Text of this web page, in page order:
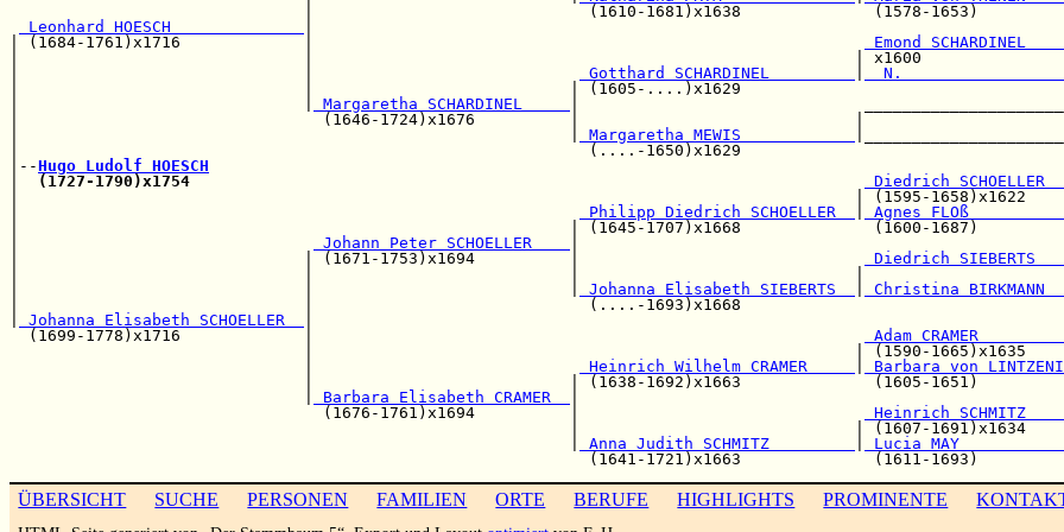
|                             (1610-1681)x1638              (1578-
Leonhard HOESCH
| (1684-1761)x1716             |
Emond
|                              |                                                         |
Gotthard SCHARDINEL
|                              |                           | (1605-
Margaretha SCHARDINEL
|                                (1646-1724)x1676          |
Margaretha MEWIS
|                                                            (....-
|--Hugo Ludolf HOESCH
(1727-1790)x1754
Diedrich SCHOELLER
|                                                                                        | (1595-
Philipp Diedrich SCHOELLER
Agnes FLOß
|                                                          | (1645-1707)x1668              (1600-
Johann Peter SCHOELLER
|                              | (1671-1753)x1694          |
Diedrich
Johanna Elisabeth SIEBERTS
Christina
|                              |                             (....-
Johanna Elisabeth SCHOELLER
  (1699-1778)x1716             |
Adam CRAMER
|                                                         | (1590-
Heinrich Wilhelm CRAMER Barbara von
|                           | (1638-1692)x1663              (1605-
Barbara Elisabeth CRAMER
                                 (1676-1761)x1694          |
Heinrich SCHMITZ
|                             | (1607-
Anna Judith SCHMITZ Lucia MAY
ÜBERSICHT SUCHE PERSONEN FAMILIEN ORTE BERUFE HIGHLIGHTS PROMINENTE